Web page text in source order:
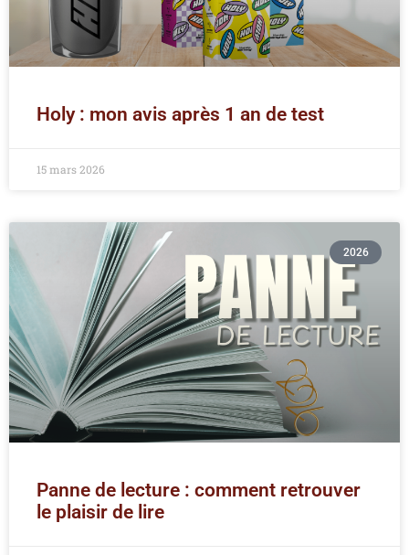
Holy : mon avis après 1 an de test
15 mars 2026
2026
Panne de lecture : comment retrouver
le plaisir de lire